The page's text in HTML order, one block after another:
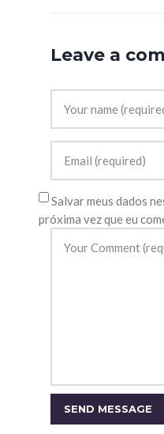
Leave a
Salvar meus dados
próxima vez que eu